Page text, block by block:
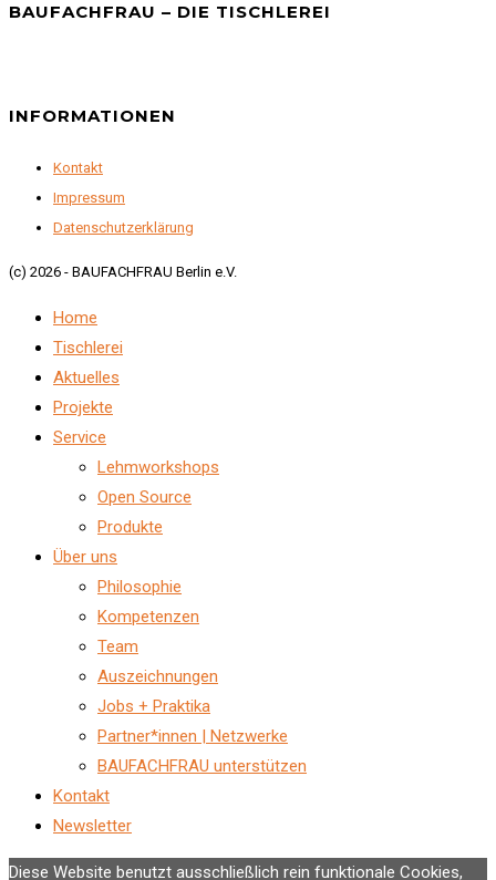
BAUFACHFRAU – DIE TISCHLEREI
INFORMATIONEN
Kontakt
Impressum
Datenschutzerklärung
(c) 2026 - BAUFACHFRAU Berlin e.V.
Home
Tischlerei
Aktuelles
Projekte
Service
Lehmworkshops
Open Source
Produkte
Über uns
Philosophie
Kompetenzen
Team
Auszeichnungen
Jobs + Praktika
Partner*innen | Netzwerke
BAUFACHFRAU unterstützen
Kontakt
Newsletter
Diese Website benutzt ausschließlich rein funktionale Cookies,